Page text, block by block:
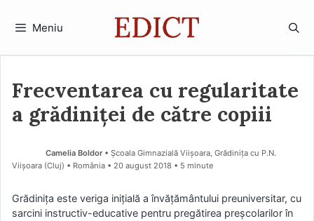
Meniu
Frecventarea cu regularitate
a grădiniței de către copiii
Camelia Boldor• Școala Gimnazială Viișoara, Grădinița cu P.N.
Viișoara (Cluj) • România
20 august 2018 • 5 minute
Grădiniţa este veriga iniţială a învăţământului preuniversitar, cu
sarcini instructiv-educative pentru pregătirea preşcolarilor în